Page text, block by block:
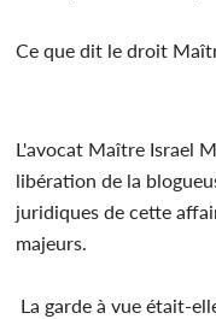
Ce que dit le droit
L'avocat Maître Israel
libération de la
juridiques de cette
majeurs.
La garde à vue était-